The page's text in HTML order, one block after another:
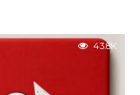
43.8K